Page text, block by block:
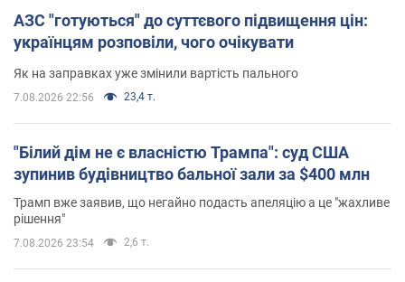
АЗС "готуються" до суттєвого підвищення цін:
українцям розповіли, чого очікувати
Як на заправках уже змінили вартість пального
7.08.2026 22:56 23,4 т.
"Білий дім не є власністю Трампа": суд США
зупинив будівництво бальної зали за $400 млн
Трамп вже заявив, що негайно подасть апеляцію а це "жахливе
рішення"
7.08.2026 23:54 2,6 т.